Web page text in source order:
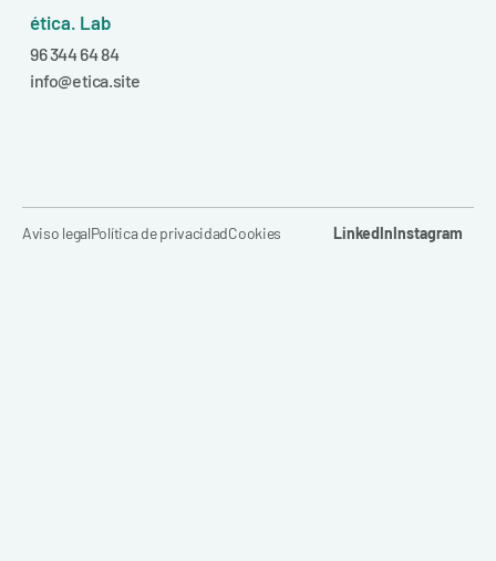
ética. Lab
96 344 64 84
info@etica.site
Aviso legalPolítica de privacidadCookies LinkedInInstagram